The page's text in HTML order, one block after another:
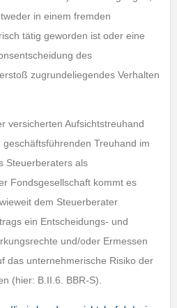
in einem fremden
tätig geworden ist oder eine
des
zugrundeliegendes Verhalten
versicherten Aufsichtstreuhand
Treuhand im
Steuerberaters als
Fondsgesellschaft kommt es
dem Steuerberater
ein Entscheidungs- und
und/oder Ermessen
das unternehmerische Risiko der
(hier: B.II.6. BBR-S).